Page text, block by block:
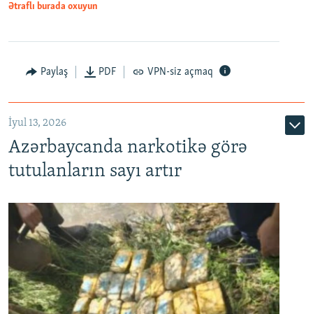
Ətraflı burada oxuyun
Paylaş PDF VPN-siz açmaq
İyul 13, 2026
Azərbaycanda narkotikə görə
tutulanların sayı artır